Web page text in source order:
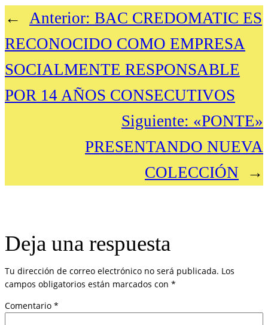
← Anterior: BAC CREDOMATIC ES
RECONOCIDO COMO EMPRESA
SOCIALMENTE RESPONSABLE
POR 14 AÑOS CONSECUTIVOS
Siguiente: «PONTE»
PRESENTANDO NUEVA
COLECCIÓN
→
Deja una respuesta
Tu dirección de correo electrónico no será publicada. Los
campos obligatorios están marcados con *
Comentario *